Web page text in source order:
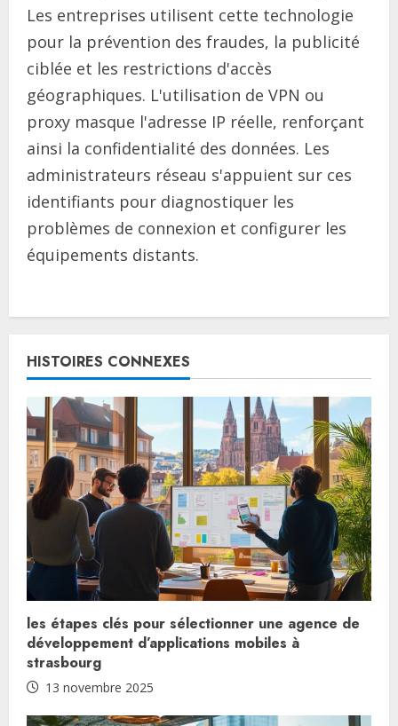
Les entreprises utilisent cette technologie
pour la prévention des fraudes, la publicité
ciblée et les restrictions d'accès
géographiques. L'utilisation de VPN ou
proxy masque l'adresse IP réelle, renforçant
ainsi la confidentialité des données. Les
administrateurs réseau s'appuient sur ces
identifiants pour diagnostiquer les
problèmes de connexion et configurer les
équipements distants.
C
n
t
i
n
u
e
R
e
a
d
HISTOIRES CONNEXES
les étapes clés pour sélectionner une agence de
développement d’applications mobiles à
strasbourg
13 novembre 2025